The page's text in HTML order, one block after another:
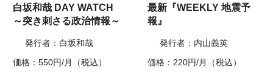
白坂和哉 DAY WATCH
～突き刺さる政治情報～
発行者：白坂和哉
価格：550円/月（税込）
最新『WEEKLY 地震予
報』
発行者：内山義英
価格：220円/月（税込）